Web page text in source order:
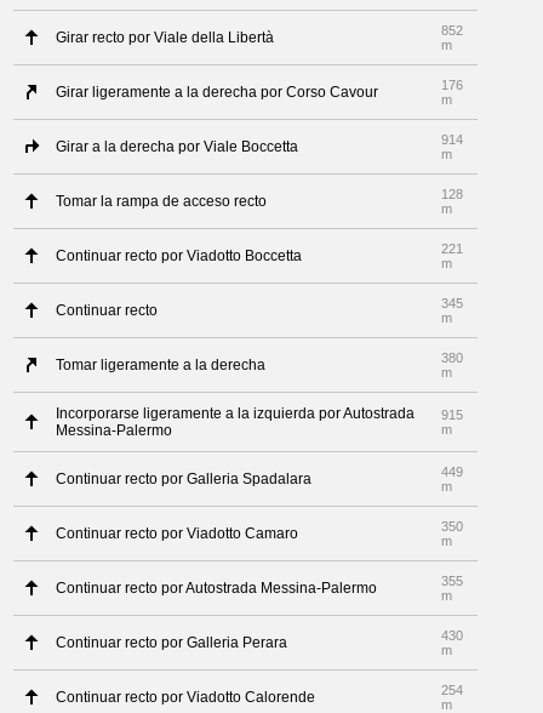
Girar recto por Viale della Libertà
852
m
Girar ligeramente a la derecha por Corso Cavour
176
m
Girar a la derecha por Viale Boccetta
914
m
Tomar la rampa de acceso recto
128
m
Continuar recto por Viadotto Boccetta
221
m
Continuar recto
345
m
Tomar ligeramente a la derecha
380
m
Incorporarse ligeramente a la izquierda por Autostrada
Messina-Palermo
915
m
Continuar recto por Galleria Spadalara
449
m
Continuar recto por Viadotto Camaro
350
m
Continuar recto por Autostrada Messina-Palermo
355
m
Continuar recto por Galleria Perara
430
m
Continuar recto por Viadotto Calorende
254
m